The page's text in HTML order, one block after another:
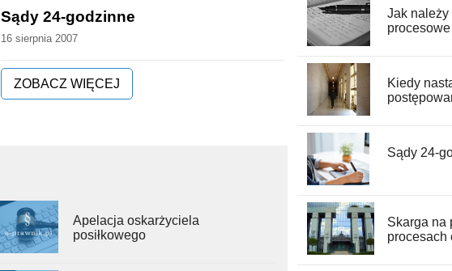
Sądy 24-godzinne
16 sierpnia 2007
ZOBACZ WIĘCEJ
Apelacja oskarżyciela
posiłkowego
Jak należy
Kiedy
Sądy 24-
Skarga na
procesach